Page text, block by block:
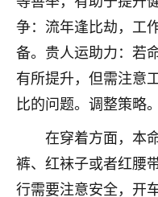
争：流年逢比劫，工
备。贵人运助力：若
有所提升，但需注意
比的问题。调整策略。
在穿着方面，本
裤、红袜子或者红腰
行需要注意安全，开
12小时前 来自北京
心心相印
我身体不太好，总
问题，反正就是
题，后来无意中看
之后，心情豁然开
果问题。今年以来
了，老师说境随